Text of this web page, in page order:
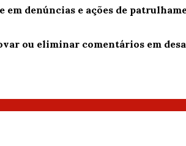
em denúncias e ações de
ou eliminar comentários em